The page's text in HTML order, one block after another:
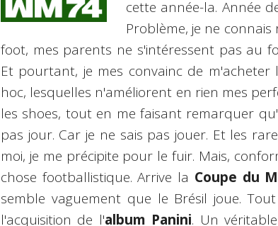
cette année-la. Année
Problème, je ne
foot, mes parents ne s'intéressent pas au
Et pourtant, je mes convainc de
hoc, lesquelles n'améliorent en rien mes
les shoes, tout en me faisant remarquer
pas jour. Car je ne sais pas jouer. Et les
moi, je me précipite pour le fuir. Mais,
chose footballistique. Arrive la Coupe du
semble vaguement que le Brésil joue.
l'acquisition de l'album Panini. Un